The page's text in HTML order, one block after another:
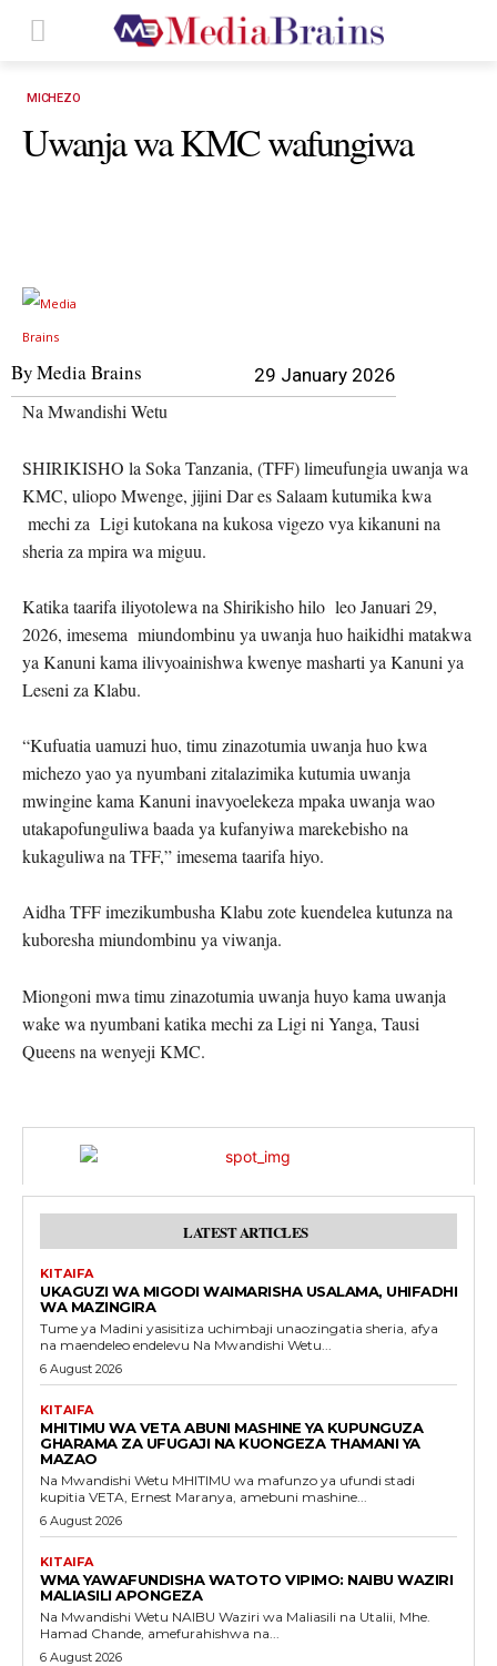
MICHEZO
Uwanja wa KMC wafungiwa
ByMedia Brains 29 January 2026
Na Mwandishi Wetu
SHIRIKISHO la Soka Tanzania, (TFF) limeufungia uwanja wa
KMC, uliopo Mwenge, jijini Dar es Salaam kutumika kwa
mechi za Ligi kutokana na kukosa vigezo vya kikanuni na
sheria za mpira wa miguu.
Katika taarifa iliyotolewa na Shirikisho hilo leo Januari 29,
2026, imesema miundombinu ya uwanja huo haikidhi matakwa
ya Kanuni kama ilivyoainishwa kwenye masharti ya Kanuni ya
Leseni za Klabu.
“Kufuatia uamuzi huo, timu zinazotumia uwanja huo kwa
michezo yao ya nyumbani zitalazimika kutumia uwanja
mwingine kama Kanuni inavyoelekeza mpaka uwanja wao
utakapofunguliwa baada ya kufanyiwa marekebisho na
kukaguliwa na TFF,” imesema taarifa hiyo.
Aidha TFF imezikumbusha Klabu zote kuendelea kutunza na
kuboresha miundombinu ya viwanja.
Miongoni mwa timu zinazotumia uwanja huyo kama uwanja
wake wa nyumbani katika mechi za Ligi ni Yanga, Tausi
Queens na wenyeji KMC.
LATEST ARTICLES
KITAIFA
UKAGUZI WA MIGODI WAIMARISHA USALAMA, UHIFADHI
WA MAZINGIRA
Tume ya Madini yasisitiza uchimbaji unaozingatia sheria, afya
na maendeleo endelevu Na Mwandishi Wetu...
6 August 2026
KITAIFA
MHITIMU WA VETA ABUNI MASHINE YA KUPUNGUZA
GHARAMA ZA UFUGAJI NA KUONGEZA THAMANI YA
MAZAO
Na Mwandishi Wetu MHITIMU wa mafunzo ya ufundi stadi
kupitia VETA, Ernest Maranya, amebuni mashine...
6 August 2026
KITAIFA
WMA YAWAFUNDISHA WATOTO VIPIMO: NAIBU WAZIRI
MALIASILI APONGEZA
Na Mwandishi Wetu NAIBU Waziri wa Maliasili na Utalii, Mhe.
Hamad Chande, amefurahishwa na...
6 August 2026